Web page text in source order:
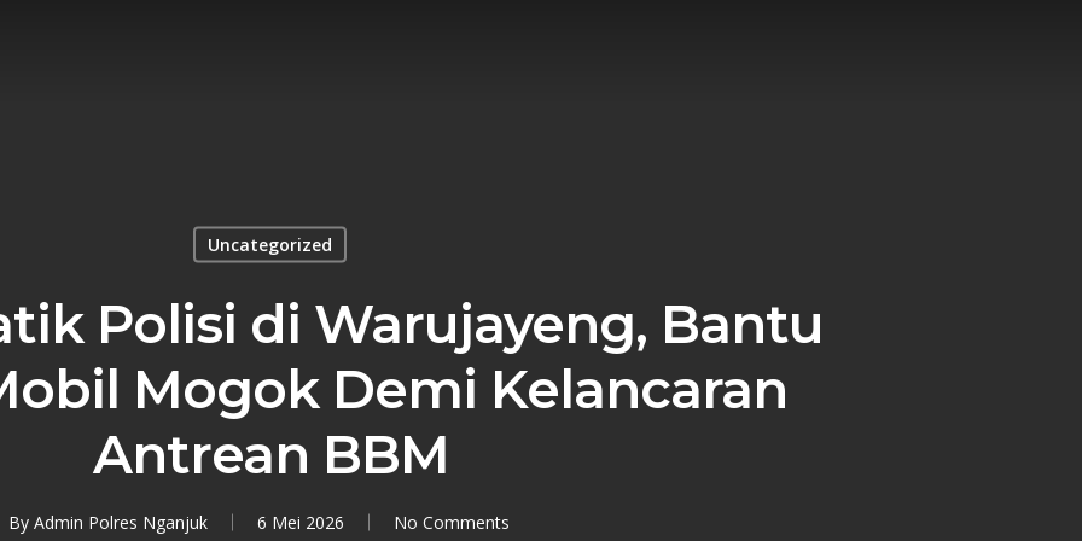
Uncategorized
Polisi di Warujayeng, Bantu
Mogok Demi Kelancaran
Antrean BBM
By Admin Polres Nganjuk 6 Mei 2026 No Comments